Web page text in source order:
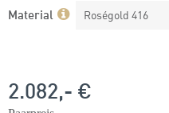
Material Roségold 416
2.082,- €